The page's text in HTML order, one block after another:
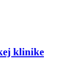
klinike